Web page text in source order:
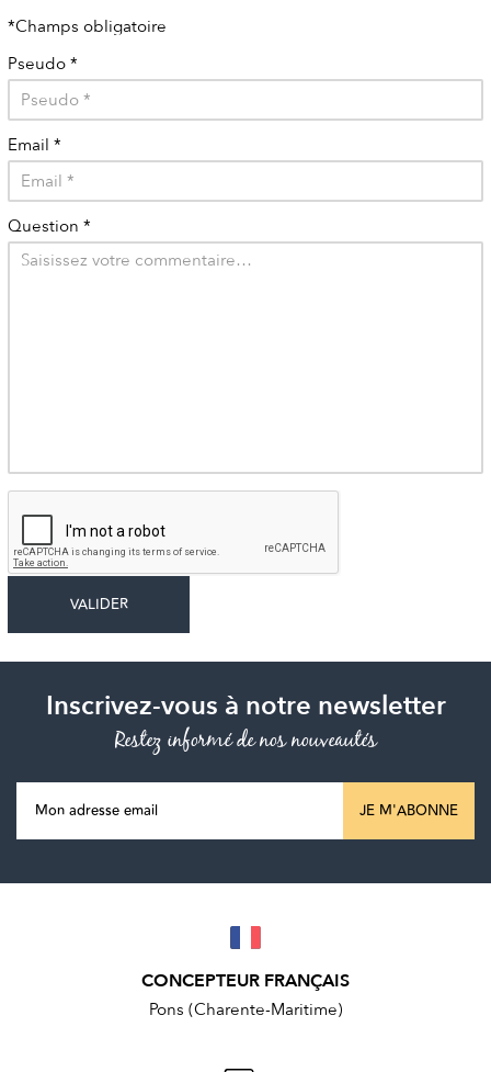
*Champs obligatoire
Pseudo *
Email *
Question *
Inscrivez-vous à notre newsletter
Restez informé de nos nouveautés
JE M'ABONNE
CONCEPTEUR FRANÇAIS
Pons (Charente-Maritime)